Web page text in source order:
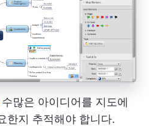
수많은 아이디어를 지도에
한지 추적해야 합니다.